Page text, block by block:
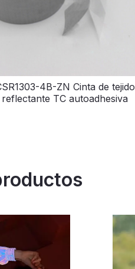
4B-ZN Cinta de tejido
reflectante TC autoadhesiva